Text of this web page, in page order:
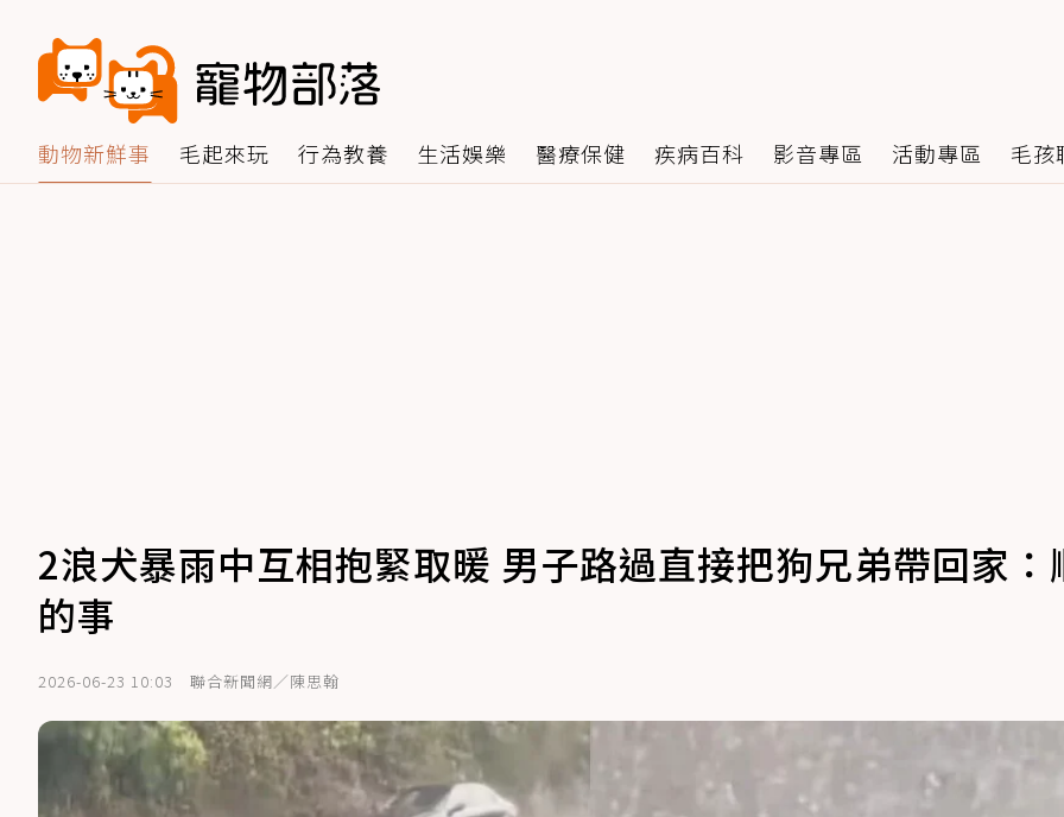
動物新鮮事 毛起來玩 行為教養 生活娛樂 醫療保健 疾病百科 影音專區 活動專區 毛孩
2浪犬暴雨中互相抱緊取暖 男子路過直接把狗兄弟帶回家：
的事
2026-06-23 10:03 聯合新聞網／陳思翰